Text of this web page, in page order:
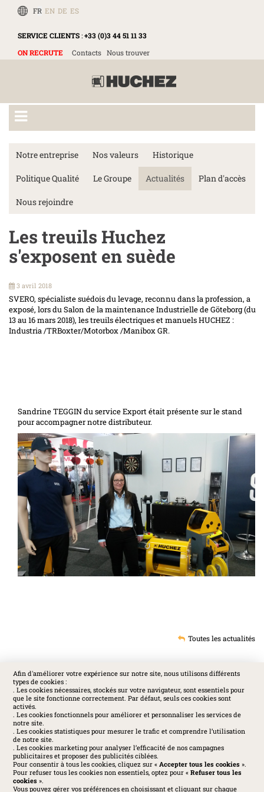
Afin d'améliorer votre expérience sur notre site, nous utilisons différents
types de cookies :
. Les cookies nécessaires, stockés sur votre navigateur, sont essentiels pour
que le site fonctionne correctement. Par défaut, seuls ces cookies sont
activés.
. Les cookies fonctionnels pour améliorer et personnaliser les services de
notre site.
. Les cookies statistiques pour mesurer le trafic et comprendre l’utilisation
de notre site.
. Les cookies marketing pour analyser l’efficacité de nos campagnes
publicitaires et proposer des publicités ciblées.
Pour consentir à tous les cookies, cliquez sur « Accepter tous les cookies».
Pour refuser tous les cookies non essentiels, optez pour « Refuser tous les
cookies».
Vous pouvez gérer vos préférences en choisissant et cliquant sur chaque
FR EN DE ES
SERVICE CLIENTS:+33 (0)3 44 51 11 33
ON RECRUTE
Contacts Nous trouver
Notre entreprise Nos valeurs Historique
Politique Qualité Le Groupe Actualités Plan d'accès
Nous rejoindre
Les treuils Huchez
s'exposent en suède
3 avril 2018
SVERO, spécialiste suédois du levage, reconnu dans la profession, a
exposé, lors du Salon de la maintenance Industrielle de Göteborg (du
13 au 16 mars 2018), les treuils électriques et manuels HUCHEZ :
Industria /TRBoxter/Motorbox /Manibox GR.
Sandrine TEGGIN du service Export était présente sur le stand
pour accompagner notre distributeur.
Toutes les actualités
SOCIAL